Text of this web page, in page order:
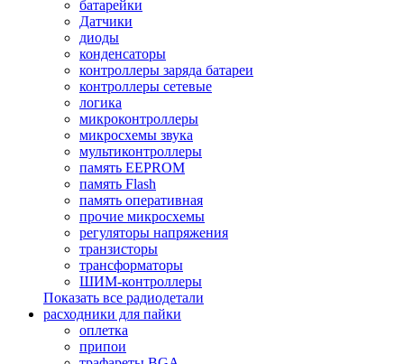
батарейки
Датчики
диоды
конденсаторы
контроллеры заряда батареи
контроллеры сетевые
логика
микроконтроллеры
микросхемы звука
мультиконтроллеры
память EEPROM
память Flash
память оперативная
прочие микросхемы
регуляторы напряжения
транзисторы
трансформаторы
ШИМ-контроллеры
Показать все радиодетали
расходники для пайки
оплетка
припои